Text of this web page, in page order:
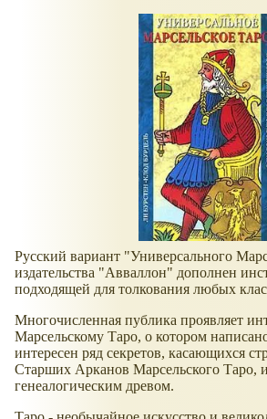
Русский вариант "Универсального
издательства "Авваллон" дополнен
подходящей для толкования любых
Многочисленная публика проявляет
Марсельскому Таро, о котором
интересен ряд секретов, касающихся
Старших Арканов Марсельского Таро,
генеалогическим древом.